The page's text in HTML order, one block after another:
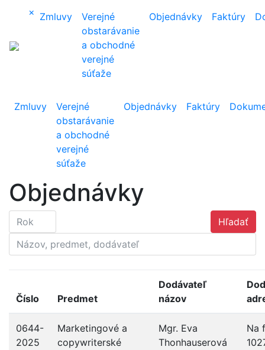
× Zmluvy
Verejné
obstarávanie
a obchodné
verejné
súťaže
Objednávky Faktúry
Zmluvy
Verejné
obstarávanie
a obchodné
verejné
súťaže
Objednávky Faktúry
Objednávky
Hľadať
Číslo Predmet
Dodávateľ
názov
0644-
2025
Marketingové a
copywriterské
Mgr. Eva
Thonhauserová
Na